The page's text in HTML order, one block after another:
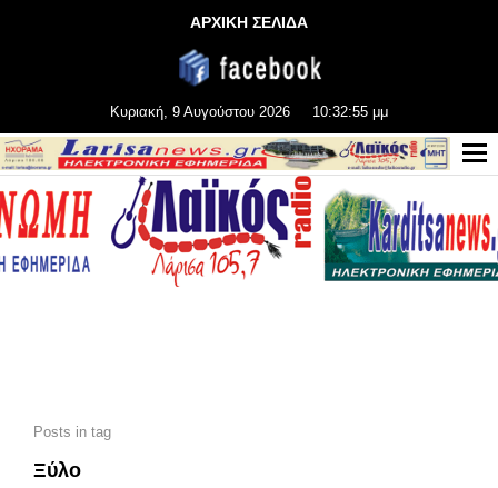
ΑΡΧΙΚΗ ΣΕΛΙΔΑ
Κυριακή, 9 Αυγούστου 2026 10:32:56 μμ
Posts in tag
Ξύλο